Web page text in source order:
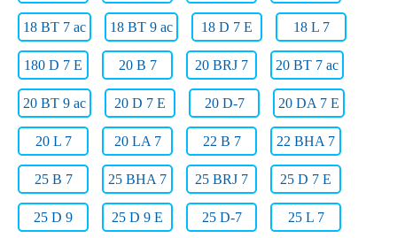
18 BT 7 ac 18 BT 9 ac 18 D 7 E 18 L 7
180 D 7 E 20 B 7 20 BRJ 7 20 BT 7 ac
20 BT 9 ac 20 D 7 E 20 D-7 20 DA 7 E
20 L 7 20 LA 7 22 B 7 22 BHA 7
25 B 7 25 BHA 7 25 BRJ 7 25 D 7 E
25 D 9 25 D 9 E 25 D-7 25 L 7